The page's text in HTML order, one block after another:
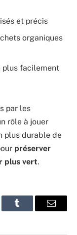
et précis
organiques
plus facilement
par les
rôle à jouer
plus durable de
préserver
plus vert.
Tumblr Email